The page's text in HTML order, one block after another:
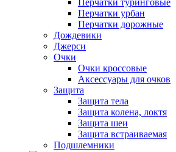
Перчатки туринговые
Перчатки урбан
Перчатки дорожные
Дождевики
Джерси
Очки
Очки кроссовые
Аксессуары для очков
Защита
Защита тела
Защита колена, локтя
Защита шеи
Защита встраиваемая
Подшлемники